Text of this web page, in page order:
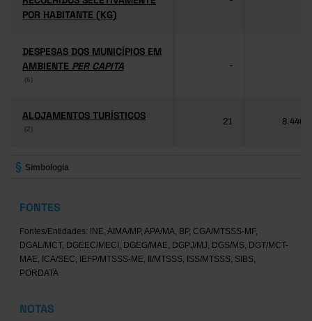
POR HABITANTE (KG)
POR HABITANTE (KG)
DESPESAS DOS MUNICÍPIOS EM
AMBIENTE PER CAPITA
(6)
DESPESAS DOS MUNICÍPIOS EM
AMBIENTE PER CAPITA
(6)
-
ALOJAMENTOS TURÍSTICOS
(2)
ALOJAMENTOS TURÍSTICOS
(2)
21 8.446
Simbologia
FONTES
Fontes/Entidades: INE, AIMA/MP, APA/MA, BP, CGA/MTSSS-MF,
DGAL/MCT, DGEEC/MECI, DGEG/MAE, DGPJ/MJ, DGS/MS, DGT/MCT-
MAE, ICA/SEC, IEFP/MTSSS-ME, II/MTSSS, ISS/MTSSS, SIBS,
PORDATA
NOTAS